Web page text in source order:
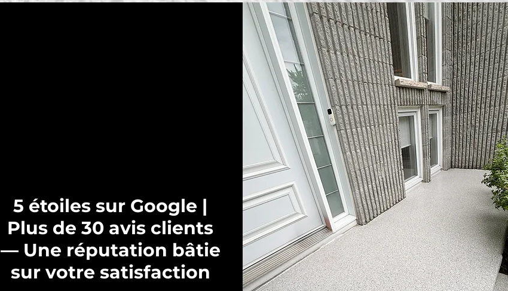
5 étoiles sur Google |
Plus de 30 avis clients
— Une réputation bâtie
sur votre satisfaction